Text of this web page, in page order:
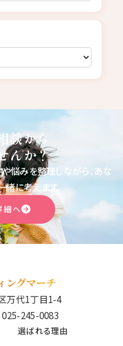
談から
んか？
悩みを整理しながら、あな
に考えます。
細へ
万代1丁目1-4
245-0083
選ばれる理由